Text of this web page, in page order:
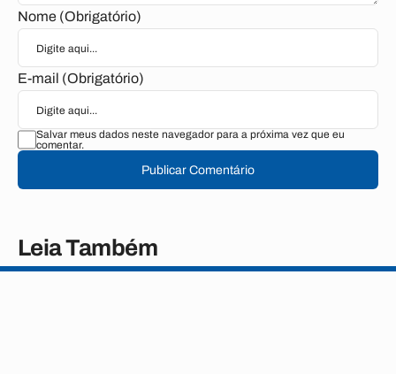
Nome (Obrigatório)
E-mail (Obrigatório)
Salvar meus dados neste navegador para a próxima vez que eu
comentar.
Publicar Comentário
Leia Também